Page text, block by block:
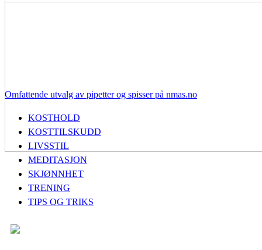
Omfattende utvalg av pipetter og spisser på nmas.no
KOSTHOLD
KOSTTILSKUDD
LIVSSTIL
MEDITASJON
SKJØNNHET
TRENING
TIPS OG TRIKS